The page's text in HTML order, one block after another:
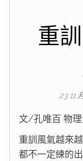
重
23 11
文/孔唯百 物
重訓風氣越來
都不一定練的